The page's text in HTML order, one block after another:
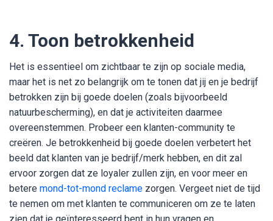
4. Toon betrokkenheid
Het is essentieel om zichtbaar te zijn op sociale media,
maar het is net zo belangrijk om te tonen dat jij en je bedrijf
betrokken zijn bij goede doelen (zoals bijvoorbeeld
natuurbescherming), en dat je activiteiten daarmee
overeenstemmen. Probeer een klanten-community te
creëren. Je betrokkenheid bij goede doelen verbetert het
beeld dat klanten van je bedrijf/merk hebben, en dit zal
ervoor zorgen dat ze loyaler zullen zijn, en voor meer en
betere mond-tot-mond reclame zorgen. Vergeet niet de tijd
te nemen om met klanten te communiceren om ze te laten